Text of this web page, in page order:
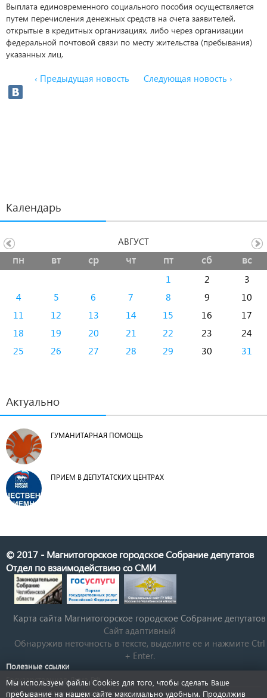
Выплата единовременного социального пособия осуществляется
путем перечисления денежных средств на счета заявителей,
открытые в кредитных организациях, либо через организации
федеральной почтовой связи по месту жительства (пребывания)
указанных лиц.
‹ Предыдущая новость Следующая новость ›
Календарь
пн вт ср чт пт сб вс
1 2
3
4
5 6 7 8 9
10
11
12 13 14 15 16
17
18
19 20 21 22 23
24
25
26 27 28 29 30 31
АВГУСТ
Актуально
ГУМАНИТАРНАЯ ПОМОЩЬ
ПРИЕМ В ДЕПУТАТСКИХ ЦЕНТРАХ
© 2017 - Магнитогорское городское Собрание депутатов
Отдел по взаимодействию со СМИ
Карта сайта Магнитогорское городское Cобрание депутатов
Сайт адаптивный
Обнаружив неточность в тексте, выделите ее и нажмите Ctrl
+ Enter.
Полезные ссылки
Государственная Дума РФ
Губернатор Челябинской области
Мы используем файлы Cookies для того, чтобы сделать Ваше
пребывание на нашем сайте максимально удобным. Продолжив